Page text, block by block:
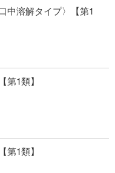
中溶解タイプ〉【第1
第1類】
第1類】